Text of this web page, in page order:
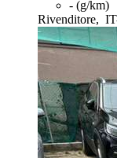
- (g/km)
Rivenditore,